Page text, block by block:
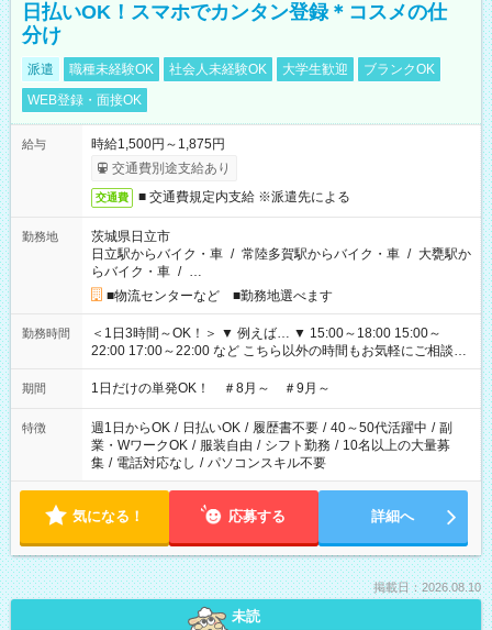
日払いOK！スマホでカンタン登録＊コスメの仕
分け
派遣 職種未経験OK 社会人未経験OK 大学生歓迎
ブランクOK
WEB登録・面接OK
給与
時給1,500円～1,875円
交通費別途支給あり
交通費 ■ 交通費規定内支給 ※派遣先による
勤務地
茨城県日立市
日立駅からバイク・車 / 常陸多賀駅からバイク・車 / 大甕駅か
らバイク・車 / …
■物流センターなど ■勤務地選べます
勤務時間
＜1日3時間～OK！＞ ▼ 例えば… ▼ 15:00～18:00 15:00～
22:00 17:00～22:00 など こちら以外の時間もお気軽にご相談く
ださい！
期間 1日だけの単発OK！ ＃8月～ ＃9月～
特徴 週1日からOK / 日払いOK / 履歴書不要 / 40～50代活躍中 / 副
業・WワークOK / 服装自由 / シフト勤務 / 10名以上の大量募
集 / 電話対応なし / パソコンスキル不要
気になる！ 応募する 詳細へ
掲載日：2026.08.10
未読